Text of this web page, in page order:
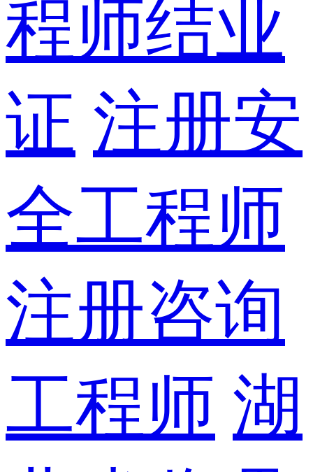
程师结业
证 注册安
全工程师
注册咨询
工程师 湖